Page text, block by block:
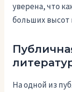
уверена, что
больших высот
На одной из